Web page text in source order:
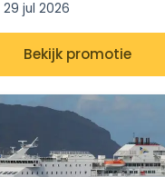
29 jul 2026
Bekijk promotie